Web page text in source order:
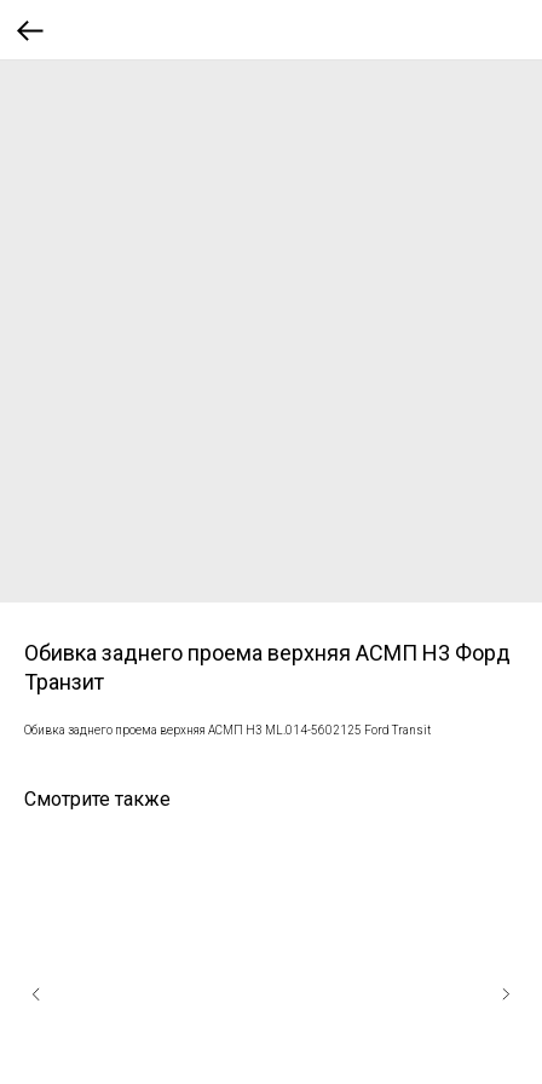
Обивка заднего проема верхняя АСМП H3 Форд
Транзит
Обивка заднего проема верхняя АСМП H3 ML.014-5602125 Ford Transit
Смотрите также